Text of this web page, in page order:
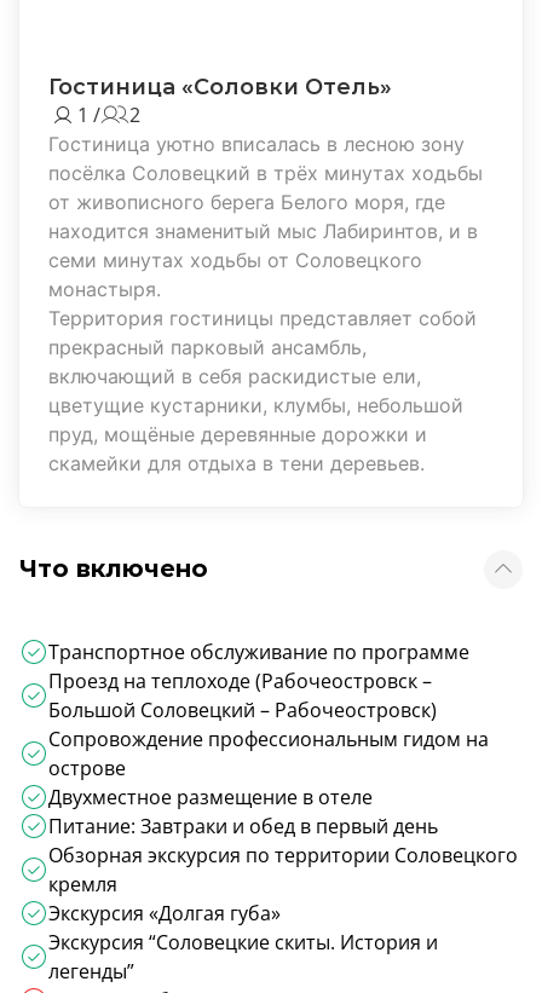
Гостиница «Соловки Отель»
1 /
2
Гостиница уютно вписалась в лесною зону
посёлка Соловецкий в трёх минутах ходьбы
от живописного берега Белого моря, где
находится знаменитый мыс Лабиринтов, и в
семи минутах ходьбы от Соловецкого
монастыря.
Территория гостиницы представляет собой
прекрасный парковый ансамбль,
включающий в себя раскидистые ели,
цветущие кустарники, клумбы, небольшой
пруд, мощёные деревянные дорожки и
скамейки для отдыха в тени деревьев.
Что включено
Транспортное обслуживание по программе
Проезд на теплоходе (Рабочеостровск –
Большой Соловецкий – Рабочеостровск)
Сопровождение профессиональным гидом на
острове
Двухместное размещение в отеле
Питание: Завтраки и обед в первый день
Обзорная экскурсия по территории Соловецкого
кремля
Экскурсия «Долгая губа»
Экскурсия “Соловецкие скиты. История и
легенды”